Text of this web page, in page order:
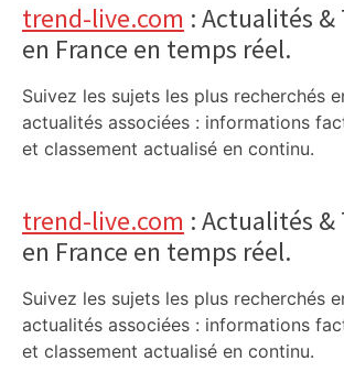
trend-live.com : Actualités &
en France en temps réel.
Suivez les sujets les plus recherchés
actualités associées : informations
et classement actualisé en continu.
trend-live.com : Actualités &
en France en temps réel.
Suivez les sujets les plus recherchés
actualités associées : informations
et classement actualisé en continu.